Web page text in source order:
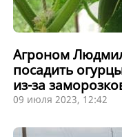
Агроном
посадить
из-за
09 июля 2023, 12:42